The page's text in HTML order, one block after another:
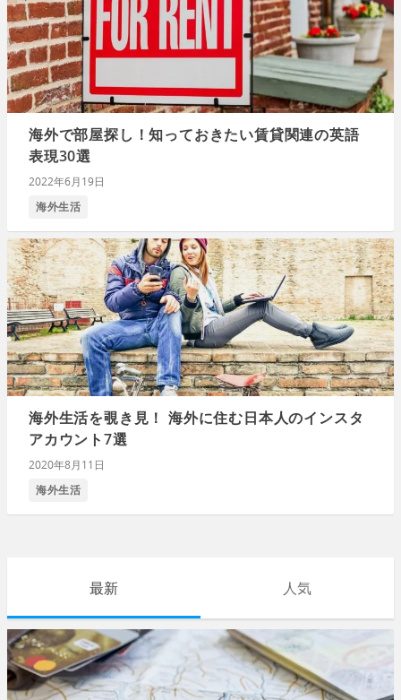
海外で部屋探し！知っておきたい賃貸関連の英語
表現30選
2022年6月19日
海外生活
海外生活を覗き見！ 海外に住む日本人のインスタ
アカウント7選
2020年8月11日
海外生活
最新 人気